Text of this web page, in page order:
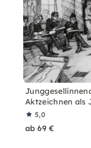
Aktzeichnen als
5,0
ab 69 €